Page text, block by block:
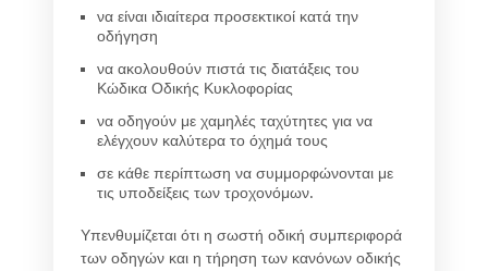
να είναι ιδιαίτερα προσεκτικοί κατά την
οδήγηση
να ακολουθούν πιστά τις διατάξεις του
Κώδικα Οδικής Κυκλοφορίας
να οδηγούν με χαμηλές ταχύτητες για να
ελέγχουν καλύτερα το όχημά τους
σε κάθε περίπτωση να συμμορφώνονται με
τις υποδείξεις των τροχονόμων.
Υπενθυμίζεται ότι η σωστή οδική συμπεριφορά
των οδηγών και η τήρηση των κανόνων οδικής